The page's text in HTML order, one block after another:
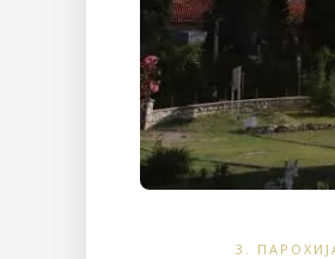
3.